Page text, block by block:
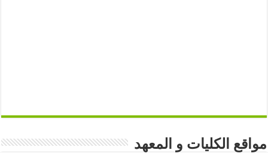
مواقع الكليات و المعهد